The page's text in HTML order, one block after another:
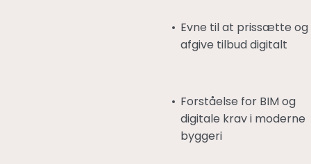
Evne til at prissætte og
afgive tilbud digitalt
Forståelse for BIM og
digitale krav i moderne
byggeri